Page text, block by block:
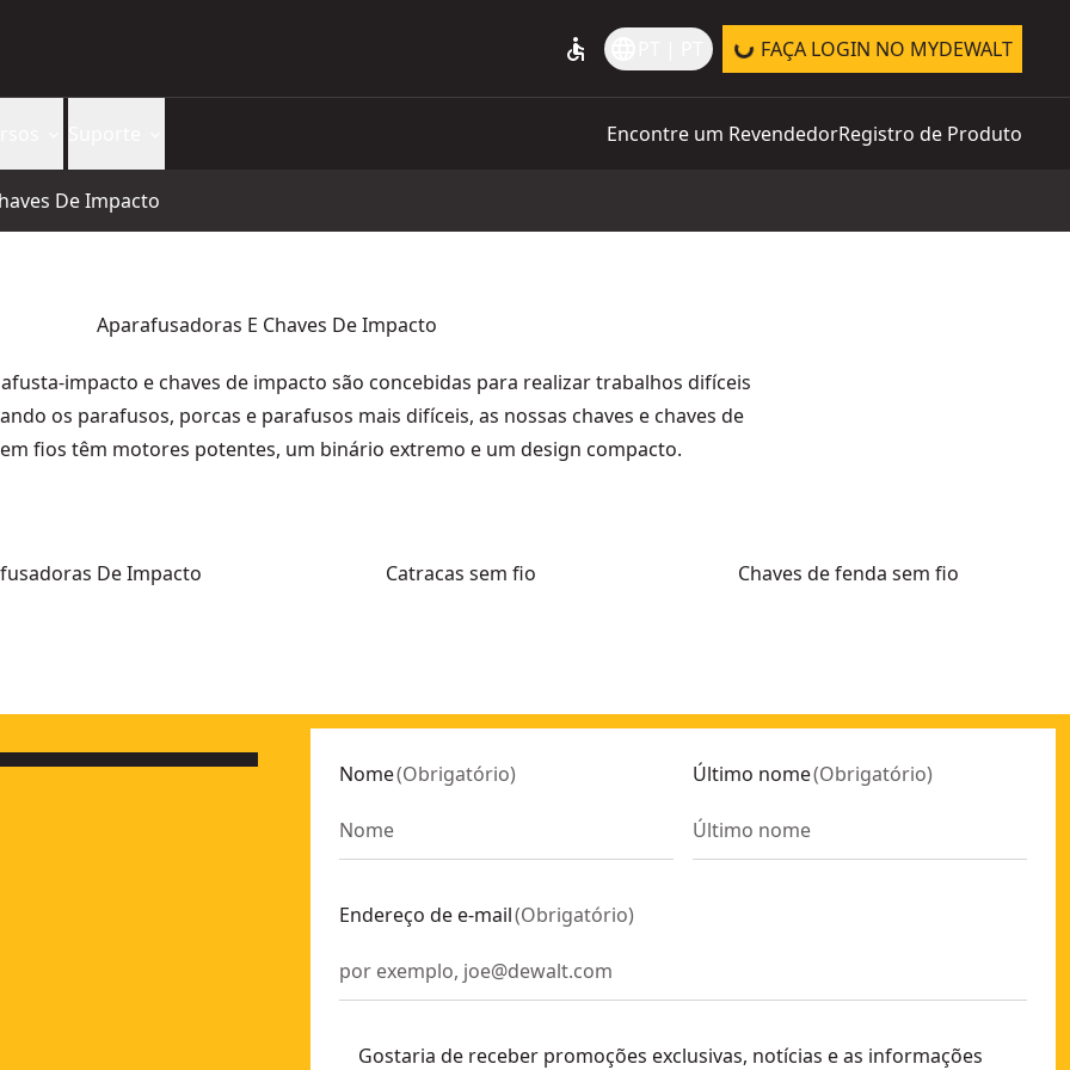
accessible FAÇA LOGIN NO MYDEWALT
Encontre um RevendedorRegistro de Produto
De Impacto
Aparafusadoras E Chaves De Impacto
afusta-impacto e chaves de impacto são concebidas para realizar trabalhos difíceis
os parafusos, porcas e parafusos mais difíceis, as nossas chaves e chaves de
fios têm motores potentes, um binário extremo e um design compacto.
De Impacto Catracas sem fio Chaves de fenda sem fio
bateria- SKU:DCF900NT-XJ
- SKU:DCF921E2T-QW
Nome(Obrigatório) Último nome(Obrigatório)
Endereço de e-mail(Obrigatório)
Gostaria de receber promoções exclusivas, notícias e as informações